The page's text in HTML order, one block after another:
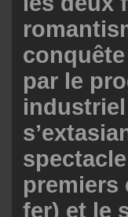
conquête
par le
premiers
fer) et le